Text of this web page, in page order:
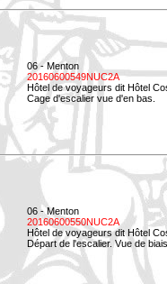
06 - Menton
20160600549NUC2A
Hôtel de voyageurs dit Hôtel
Cage d'escalier vue d'en bas.
06 - Menton
20160600550NUC2A
Hôtel de voyageurs dit Hôtel
Départ de l'escalier. Vue de